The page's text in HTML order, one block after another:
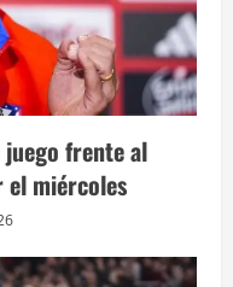
juego frente al
miércoles